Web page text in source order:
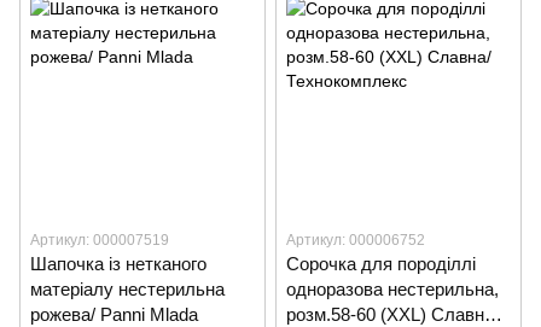
Артикул: 000007519
Шапочка із нетканого
матеріалу нестерильна
рожева/ Panni Mlada
Артикул: 000006752
Сорочка для породіллі
одноразова нестерильна,
розм.58-60 (XXL) Славна/